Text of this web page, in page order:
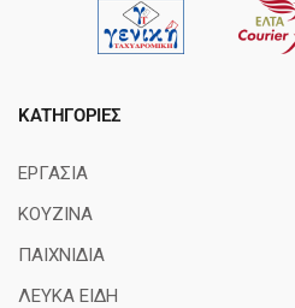
ΚΑΤΗΓΟΡΊΕΣ
ΕΡΓΑΣΙΑ
ΚΟΥΖΙΝΑ
ΠΑΙΧΝΙΔΙΑ
ΛΕΥΚΑ ΕΙΔΗ